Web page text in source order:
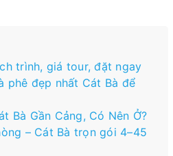
trình, giá tour, đặt ngay
phê đẹp nhất Cát Bà để
Bà Gần Cảng, Có Nên Ở?
– Cát Bà trọn gói 4–45